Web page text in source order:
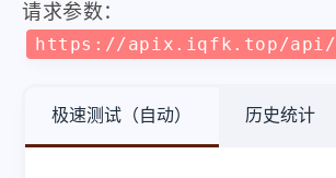
请求参数：
https://apix.iqfk.top/api/
极速测试（自动） 历史统计